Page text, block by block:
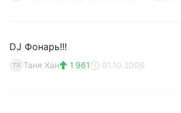
DJ Фонарь!!!
ТХ Таня Хан 1 961 01.10.2006